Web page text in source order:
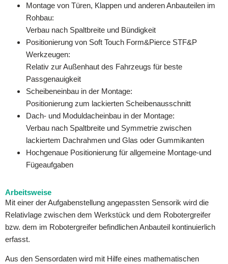
Montage von Türen, Klappen und anderen Anbauteilen im
Rohbau:
Verbau nach Spaltbreite und Bündigkeit
Positionierung von Soft Touch Form&Pierce STF&P
Werkzeugen:
Relativ zur Außenhaut des Fahrzeugs für beste
Passgenauigkeit
Scheibeneinbau in der Montage:
Positionierung zum lackierten Scheibenausschnitt
Dach- und Moduldacheinbau in der Montage:
Verbau nach Spaltbreite und Symmetrie zwischen
lackiertem Dachrahmen und Glas oder Gummikanten
Hochgenaue Positionierung für allgemeine Montage-und
Fügeaufgaben
Arbeitsweise
Mit einer der Aufgabenstellung angepassten Sensorik wird die
Relativlage zwischen dem Werkstück und dem Robotergreifer
bzw. dem im Robotergreifer befindlichen Anbauteil kontinuierlich
erfasst.
Aus den Sensordaten wird mit Hilfe eines mathematischen